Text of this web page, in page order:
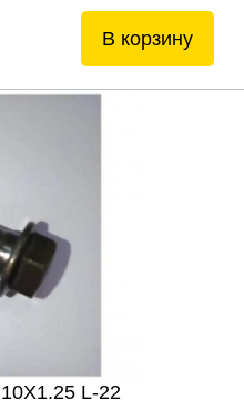
В корзину
L-22